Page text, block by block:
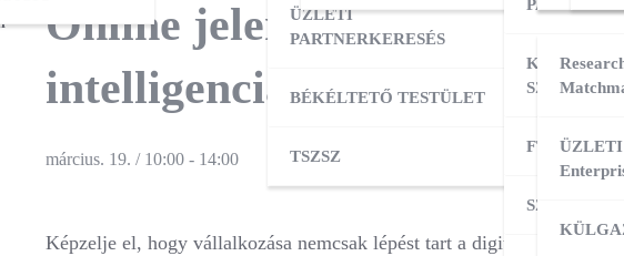
ÜZLETI
PARTNERKERESÉS
BÉKÉLTETŐ TESTÜLET
TSZSZ
KÜLPIACI
ÜZLETI
FT
Online jelenlét, digitalizáció
intelligencia = Sikeres
március. 19. / 10:00- 14:00
Képzelje el, hogy vállalkozása nemcsak lépést tart a digitális világgal,